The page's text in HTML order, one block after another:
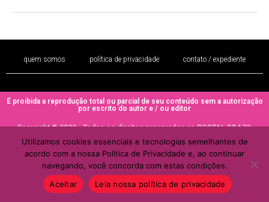
quem somos política de privacidade contato / expediente
É proibida a reprodução total ou parcial de seu conteúdo sem a autorização
por escrito do autor e / ou editor
Copyright © 2022 - Todos os direitos reservados ao PORTAL BRAZIL
Utilizamos cookies essenciais e tecnologias semelhantes de
acordo com a nossa Política de Privacidade e, ao continuar
navegando, você concorda com estas condições.
Aceitar
Leia nossa política de privacidade